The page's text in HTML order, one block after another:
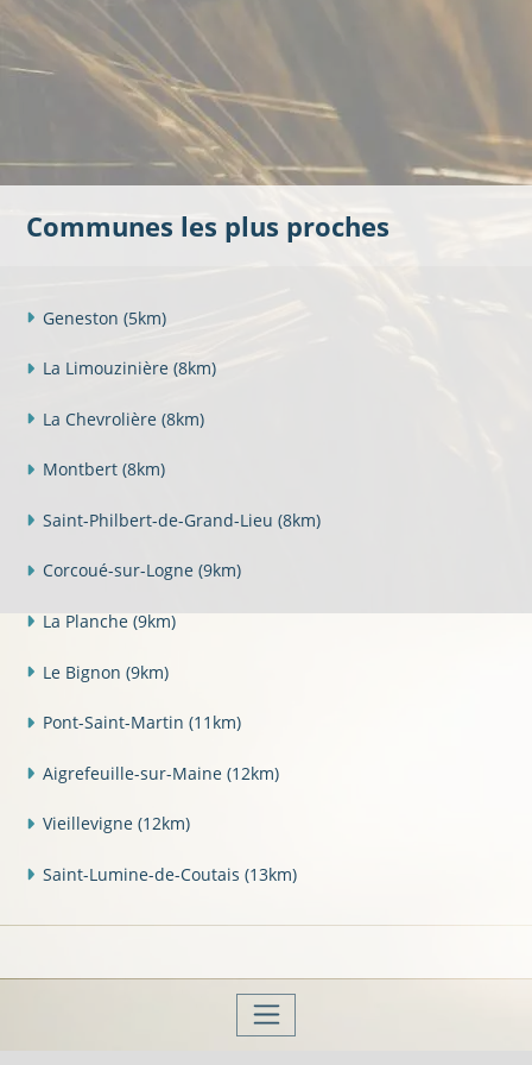
Communes les plus proches
Geneston (5km)
La Limouzinière (8km)
La Chevrolière (8km)
Montbert (8km)
Saint-Philbert-de-Grand-Lieu (8km)
Corcoué-sur-Logne (9km)
La Planche (9km)
Le Bignon (9km)
Pont-Saint-Martin (11km)
Aigrefeuille-sur-Maine (12km)
Vieillevigne (12km)
Saint-Lumine-de-Coutais (13km)